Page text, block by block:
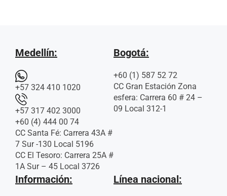
Medellín:
+57 324 410 1020
+57 317 402 3000
+60 (4) 444 00 74
CC Santa Fé: Carrera 43A #
7 Sur -130 Local 5196
CC El Tesoro: Carrera 25A #
1A Sur – 45 Local 3726
Bogotá:
+60 (1) 587 52 72
CC Gran Estación Zona
esfera: Carrera 60 # 24 –
09 Local 312-1
Información: Línea nacional: